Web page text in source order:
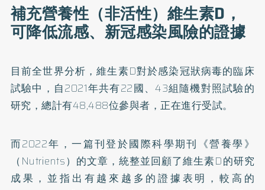
補充營養性（非活性）維生素D，
可降低流感、新冠感染風險的證據
目前全世界分析，維生素D對於感染冠狀病毒的臨床
試驗中，自2021年共有22國、43組隨機對照試驗的
研究，總計有48,488位參與者，正在進行受試。
而2022年，一篇刊登於國際科學期刊《營養學》
（Nutrients）的文章，統整並回顧了維生素D的研究
成果，並指出有越來越多的證據表明，較高的